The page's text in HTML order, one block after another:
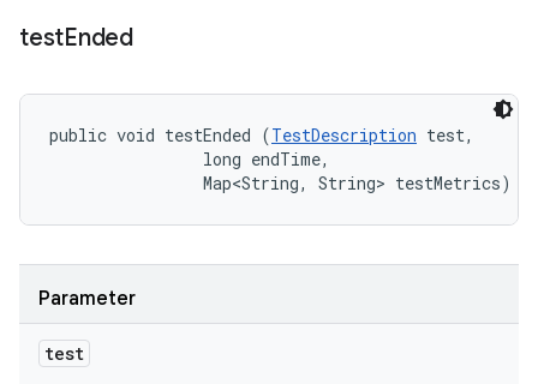
testEnded
public void testEnded (TestDescription test,
                long endTime,
                Map<String, String> testMetrics)
Parameter
test